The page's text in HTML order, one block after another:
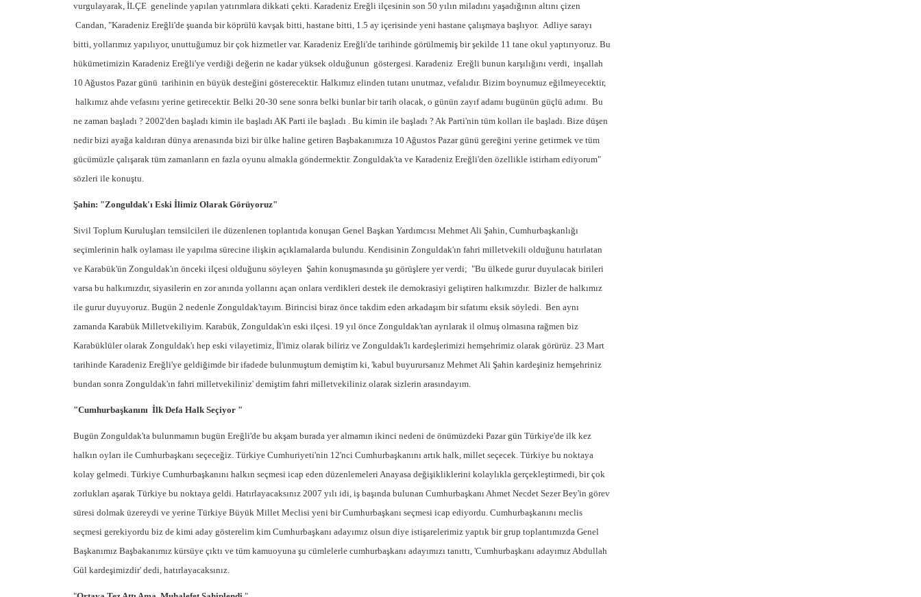
vurgulayarak, İLÇE genelinde yapılan yatırımlara dikkati çekti. Karadeniz Ereğli ilçesinin son 50 yılın miladını yaşadığının altını çizen
Candan, "Karadeniz Ereğli'de şuanda bir köprülü kavşak bitti, hastane bitti, 1.5 ay içerisinde yeni hastane çalışmaya başlıyor. Adliye sarayı
bitti, yollarımız yapılıyor, unuttuğumuz bir çok hizmetler var. Karadeniz Ereğli'de tarihinde görülmemiş bir şekilde 11 tane okul yaptırıyoruz. Bu
hükümetimizin Karadeniz Ereğli'ye verdiği değerin ne kadar yüksek olduğunun göstergesi. Karadeniz Ereğli bunun karşılığını verdi, inşallah
10 Ağustos Pazar günü tarihinin en büyük desteğini gösterecektir. Halkımız elinden tutanı unutmaz, vefalıdır. Bizim boynumuz eğilmeyecektir,
halkımız ahde vefasını yerine getirecektir. Belki 20-30 sene sonra belki bunlar bir tarih olacak, o günün zayıf adamı bugünün güçlü adımı. Bu
ne zaman başladı ? 2002'den başladı kimin ile başladı AK Parti ile başladı . Bu kimin ile başladı ? Ak Parti'nin tüm kolları ile başladı. Bize düşen
nedir bizi ayağa kaldıran dünya arenasında bizi bir ülke haline getiren Başbakanımıza 10 Ağustos Pazar günü gereğini yerine getirmek ve tüm
gücümüzle çalışarak tüm zamanların en fazla oyunu almakla göndermektir. Zonguldak'ta ve Karadeniz Ereğli'den özellikle istirham ediyorum"
sözleri ile konuştu.
Şahin: "Zonguldak'ı Eski İlimiz Olarak Görüyoruz"
Sivil Toplum Kuruluşları temsilcileri ile düzenlenen toplantıda konuşan Genel Başkan Yardımcısı Mehmet Ali Şahin, Cumhurbaşkanlığı
seçimlerinin halk oylaması ile yapılma sürecine ilişkin açıklamalarda bulundu. Kendisinin Zonguldak'ın fahri milletvekili olduğunu hatırlatan
ve Karabük'ün Zonguldak'ın önceki ilçesi olduğunu söyleyen Şahin konuşmasında şu görüşlere yer verdi; "Bu ülkede gurur duyulacak birileri
varsa bu halkımızdır, siyasilerin en zor anında yollarını açan onlara verdikleri destek ile demokrasiyi geliştiren halkımızdır. Bizler de halkımız
ile gurur duyuyoruz. Bugün 2 nedenle Zonguldak'tayım. Birincisi biraz önce takdim eden arkadaşım bir sıfatımı eksik söyledi. Ben aynı
zamanda Karabük Milletvekiliyim. Karabük, Zonguldak'ın eski ilçesi. 19 yıl önce Zonguldak'tan ayrılarak il olmuş olmasına rağmen biz
Karabüklüler olarak Zonguldak'ı hep eski vilayetimiz, İl'imiz olarak biliriz ve Zonguldak'lı kardeşlerimizi hemşehrimiz olarak görürüz. 23 Mart
tarihinde Karadeniz Ereğli'ye geldiğimde bir ifadede bulunmuştum demiştim ki, 'kabul buyurursanız Mehmet Ali Şahin kardeşiniz hemşehriniz
bundan sonra Zonguldak'ın fahri milletvekiliniz' demiştim fahri milletvekiliniz olarak sizlerin arasındayım.
"Cumhurbaşkanını İlk Defa Halk Seçiyor "
Bugün Zonguldak'ta bulunmamın bugün Ereğli'de bu akşam burada yer almamın ikinci nedeni de önümüzdeki Pazar gün Türkiye'de ilk kez
halkın oyları ile Cumhurbaşkanı seçeceğiz. Türkiye Cumhuriyeti'nin 12'nci Cumhurbaşkanını artık halk, millet seçecek. Türkiye bu noktaya
kolay gelmedi. Türkiye Cumhurbaşkanını halkın seçmesi icap eden düzenlemeleri Anayasa değişikliklerini kolaylıkla gerçekleştirmedi, bir çok
zorlukları aşarak Türkiye bu noktaya geldi. Hatırlayacaksınız 2007 yılı idi, iş başında bulunan Cumhurbaşkanı Ahmet Necdet Sezer Bey'in görev
süresi dolmak üzereydi ve yerine Türkiye Büyük Millet Meclisi yeni bir Cumhurbaşkanı seçmesi icap ediyordu. Cumhurbaşkanını meclis
seçmesi gerekiyordu biz de kimi aday gösterelim kim Cumhurbaşkanı adayımız olsun diye istişarelerimiz yaptık bir grup toplantımızda Genel
Başkanımız Başbakanımız kürsüye çıktı ve tüm kamuoyuna şu cümlelerle cumhurbaşkanı adayımızı tanıttı, 'Cumhurbaşkanı adayımız Abdullah
Gül kardeşimizdir' dedi, hatırlayacaksınız.